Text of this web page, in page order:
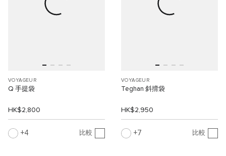
VOYAGEUR
Q 手提袋
HK$2,800
4 比較
VOYAGEUR
Teghan 斜揹袋
HK$2,950
7 比較